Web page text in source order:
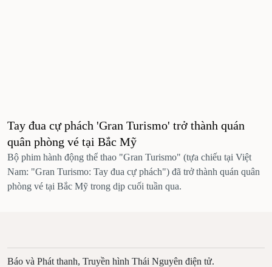
Tay đua cự phách 'Gran Turismo' trở thành quán
quân phòng vé tại Bắc Mỹ
Bộ phim hành động thể thao "Gran Turismo" (tựa chiếu tại Việt
Nam: "Gran Turismo: Tay đua cự phách") đã trở thành quán quân
phòng vé tại Bắc Mỹ trong dịp cuối tuần qua.
Báo và Phát thanh, Truyền hình Thái Nguyên điện tử.